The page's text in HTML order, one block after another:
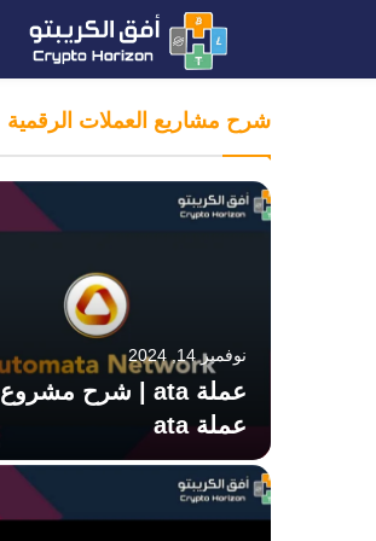
شرح مشاريع العملات الرقمية
نوفمبر 14, 2024
عملة ata | شرح مشروع
عملة ata